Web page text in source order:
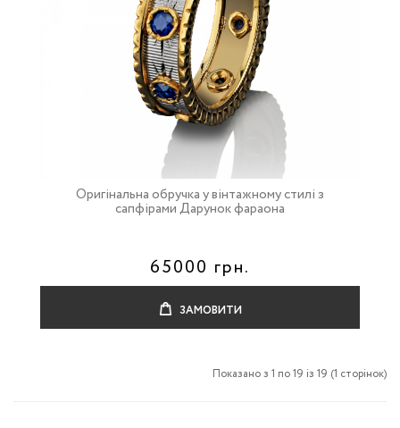
Оригінальна обручка у вінтажному стилі з
сапфірами Дарунок фараона
65000 грн.
ЗАМОВИТИ
Показано з 1 по 19 із 19 (1 сторінок)